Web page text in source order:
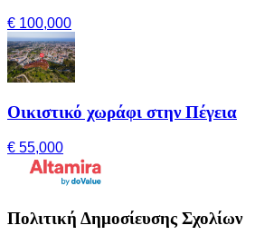
€ 100,000
Οικιστικό χωράφι στην Πέγεια
€ 55,000
Πολιτική Δημοσίευσης Σχολίων